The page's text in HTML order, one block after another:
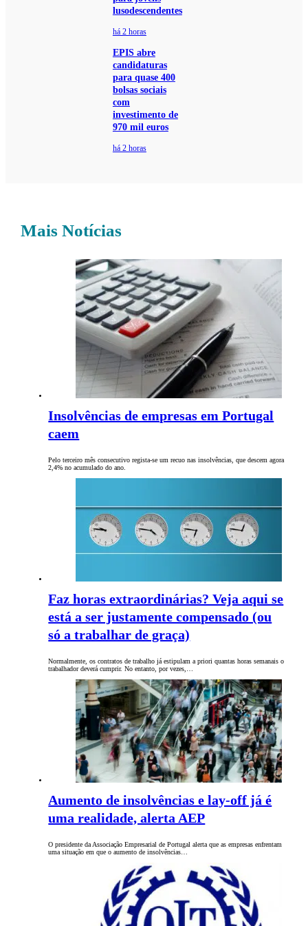
lusodescendentes
há 2 horas
EPIS abre
candidaturas
para quase 400
bolsas sociais
com
investimento de
970 mil euros
há 2 horas
Mais Notícias
Insolvências de empresas em Portugal
caem
Pelo terceiro mês consecutivo regista-se um recuo nas insolvências, que descem agora
2,4% no acumulado do ano.
Faz horas extraordinárias? Veja aqui se
está a ser justamente compensado (ou
só a trabalhar de graça)
Normalmente, os contratos de trabalho já estipulam a priori quantas horas semanais o
trabalhador deverá cumprir. No entanto, por vezes,…
Aumento de insolvências e lay-off já é
uma realidade, alerta AEP
O presidente da Associação Empresarial de Portugal alerta que as empresas enfrentam
uma situação em que o aumento de insolvências…